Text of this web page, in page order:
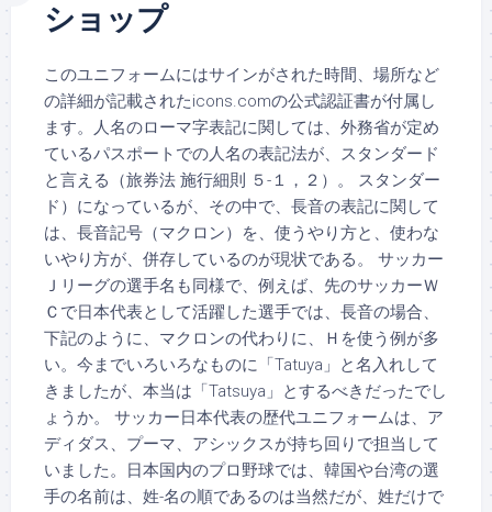
ショップ
このユニフォームにはサインがされた時間、場所など
の詳細が記載されたicons.comの公式認証書が付属し
ます。人名のローマ字表記に関しては、外務省が定め
ているパスポートでの人名の表記法が、スタンダード
と言える（旅券法 施行細則 ５-１，２）。 スタンダー
ド）になっているが、その中で、長音の表記に関して
は、長音記号（マクロン）を、使うやり方と、使わな
いやり方が、併存しているのが現状である。 サッカー
Ｊリーグの選手名も同様で、例えば、先のサッカーＷ
Ｃで日本代表として活躍した選手では、長音の場合、
下記のように、マクロンの代わりに、Ｈを使う例が多
い。今までいろいろなものに「Tatuya」と名入れして
きましたが、本当は「Tatsuya」とするべきだったでし
ょうか。 サッカー日本代表の歴代ユニフォームは、ア
ディダス、プーマ、アシックスが持ち回りで担当して
いました。日本国内のプロ野球では、韓国や台湾の選
手の名前は、姓-名の順であるのは当然だが、姓だけで